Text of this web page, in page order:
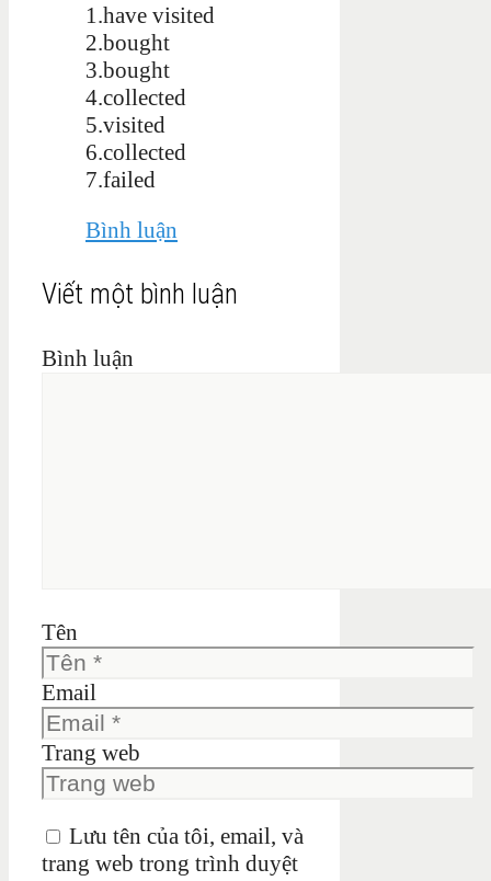
1.have visited
2.bought
3.bought
4.collected
5.visited
6.collected
7.failed
Bình luận
Viết một bình luận
Bình luận
Tên
Email
Trang web
Lưu tên của tôi, email, và
trang web trong trình duyệt